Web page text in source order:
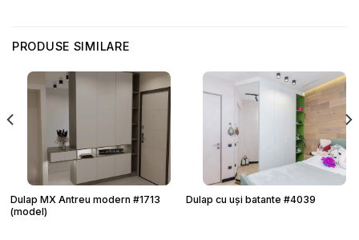
PRODUSE SIMILARE
Dulap MX Antreu modern #1713
(model)
Dulap cu uși batante #4039